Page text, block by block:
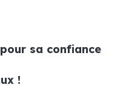
sa confiance
!